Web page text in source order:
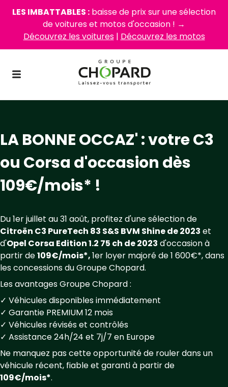
LES IMBATTABLES : baisse de prix sur une sélection
de voitures et motos d'occasion ! →
Découvrez les voitures| Découvrez les motos
LA BONNE OCCAZ' : votre C3
ou Corsa d'occasion dès
109€/mois* !
Du 1er juillet au 31 août, profitez d'une sélection de
Citroën C3 PureTech 83 S&S BVM Shine de 2023 et
d'Opel Corsa Edition 1.2 75 ch de 2023 d'occasion à
partir de109€/mois*,1er loyer majoré de 1 600€*, dans
les concessions du Groupe Chopard.
Les avantages Groupe Chopard :
✓ Véhicules disponibles immédiatement
✓ Garantie PREMIUM 12 mois
✓ Véhicules révisés et contrôlés
✓ Assistance 24h/24 et 7j/7 en Europe
Ne manquez pas cette opportunité de rouler dans un
véhicule récent, fiable et garanti à partir de
109€/mois*.